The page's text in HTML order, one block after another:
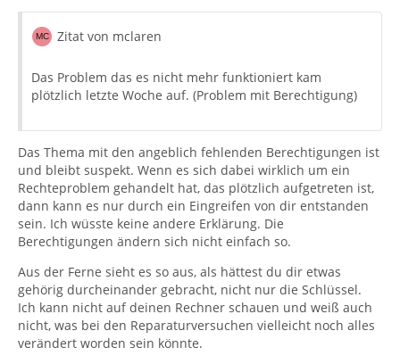
Zitat von mclaren
Das Problem das es nicht mehr funktioniert kam
plötzlich letzte Woche auf. (Problem mit Berechtigung)
Das Thema mit den angeblich fehlenden Berechtigungen ist
und bleibt suspekt. Wenn es sich dabei wirklich um ein
Rechteproblem gehandelt hat, das plötzlich aufgetreten ist,
dann kann es nur durch ein Eingreifen von dir entstanden
sein. Ich wüsste keine andere Erklärung. Die
Berechtigungen ändern sich nicht einfach so.
Aus der Ferne sieht es so aus, als hättest du dir etwas
gehörig durcheinander gebracht, nicht nur die Schlüssel.
Ich kann nicht auf deinen Rechner schauen und weiß auch
nicht, was bei den Reparaturversuchen vielleicht noch alles
verändert worden sein könnte.